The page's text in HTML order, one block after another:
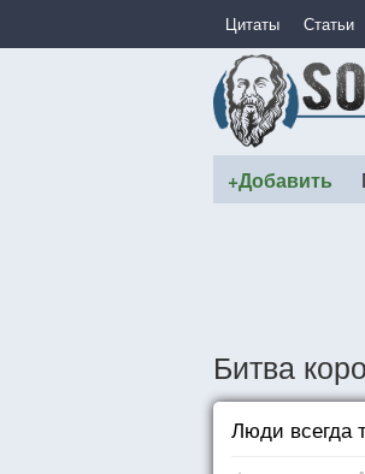
Цитаты Статьи
+Добавить
Битва
Люди всегда